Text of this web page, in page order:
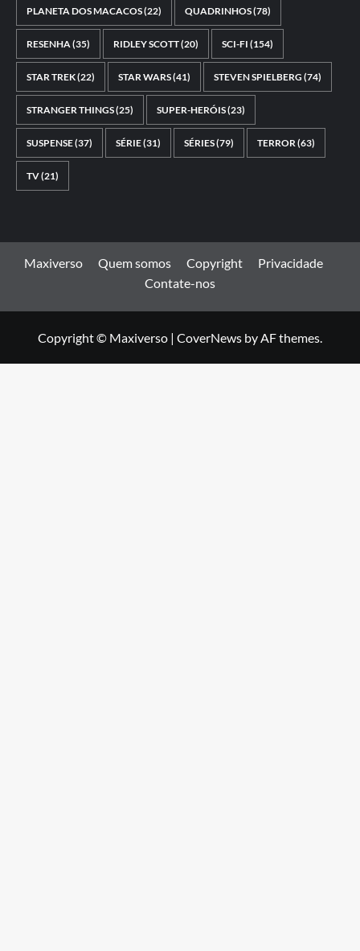
PLANETA DOS MACACOS(22) QUADRINHOS(78)
RESENHA(35) RIDLEY SCOTT(20) SCI-FI (154)
STAR TREK(22) STAR WARS(41) STEVEN SPIELBERG (74)
STRANGER THINGS(25) SUPER-HERÓIS(23)
SUSPENSE(37) SÉRIE(31) SÉRIES(79) TERROR(63)
TV(21)
Maxiverso Quem somos Copyright
Privacidade
Contate-nos
Copyright © Maxiverso | CoverNews by AF themes.